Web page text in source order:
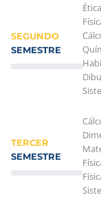
SEGUNDO
SEMESTRE
Ética
TERCER
SEMESTRE